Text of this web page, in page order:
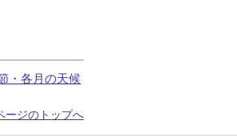
・各月の天候
ージのトップへ